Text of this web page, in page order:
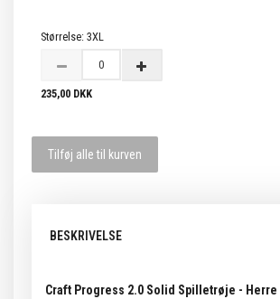
Størrelse: 3XL
235,00 DKK
Tilføj alle til kurven
BESKRIVELSE
Craft Progress 2.0 Solid Spilletrøje - Herre